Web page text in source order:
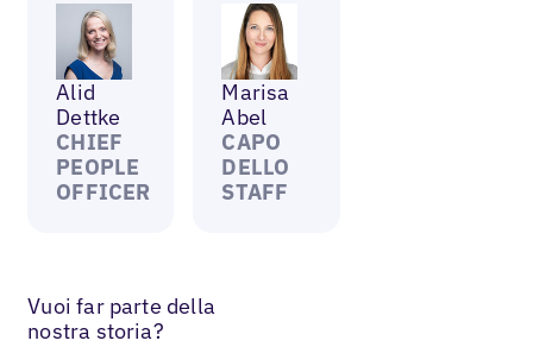
Alid
Dettke
CHIEF
PEOPLE
OFFICER
Marisa
Abel
CAPO
DELLO
STAFF
Vuoi far parte della
nostra storia?